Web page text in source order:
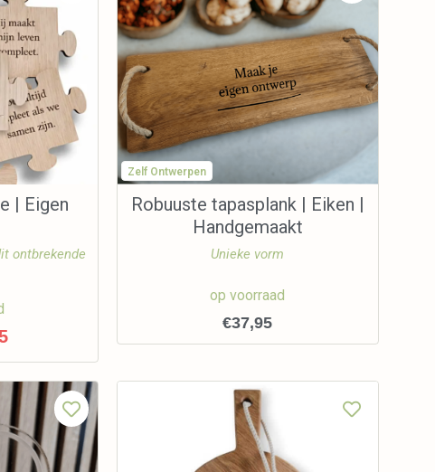
| Eigen
ontbrekende
Zelf Ontwerpen
Robuuste tapasplank | Eiken |
Handgemaakt
Unieke vorm
op voorraad
€37,95